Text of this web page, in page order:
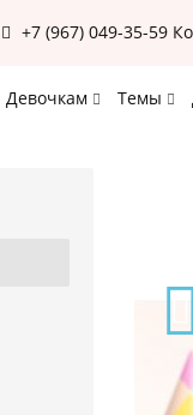
+7 (967) 049-35-59
Девочкам Темы